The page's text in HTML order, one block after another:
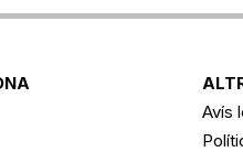
Avís